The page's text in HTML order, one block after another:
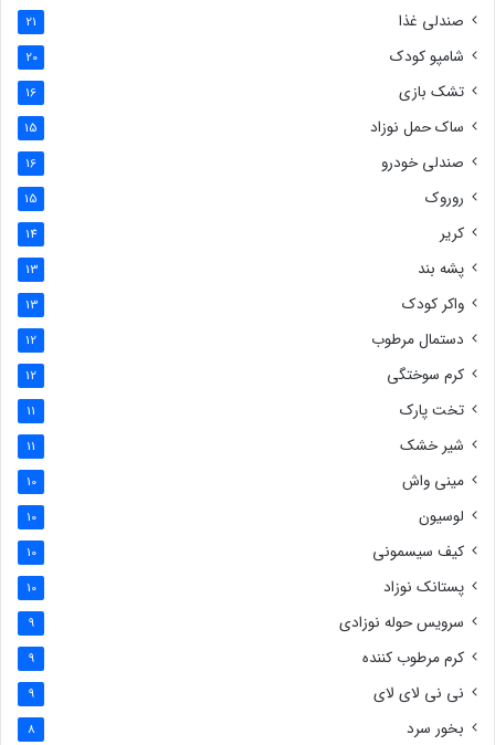
صندلی غذا 21
شامپو کودک 20
تشک بازی 16
ساک حمل نوزاد 15
صندلی خودرو 16
روروک 15
کریر 14
پشه بند 13
واکر کودک 13
دستمال مرطوب 12
کرم سوختگی 12
تخت پارک 11
شیر خشک 11
مینی واش 10
لوسیون 10
کیف سیسمونی 10
پستانک نوزاد 10
سرویس حوله نوزادی 9
کرم مرطوب کننده 9
نی نی لای لای 9
بخور سرد 8